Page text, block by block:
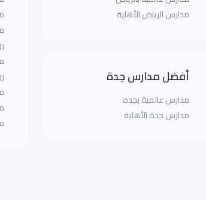
مدارس الرياض الأهلية
أفضل مدارس جدة
مدارس عالمية بجده
مدارس جدة الأهلية